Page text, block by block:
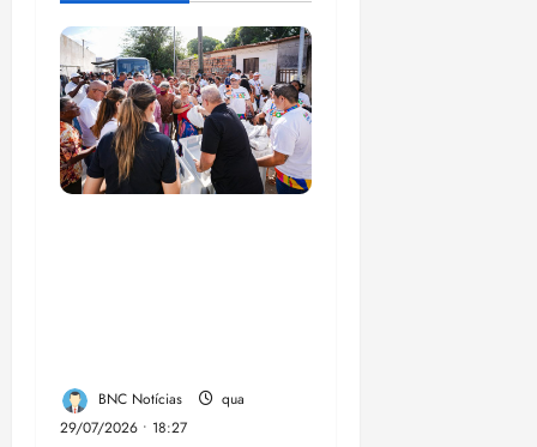
BNC Notícias
qua
29/07/2026 • 18:27